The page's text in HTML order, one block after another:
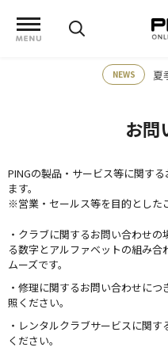
NEWS
お問
PINGの製品・サービス等に関す
ます。
※営業・セールス等を目的とした
・クラブに関するお問い合わせ
る数字とアルファベットの組み
ムーズです。
・修理に関するお問い合わせに
照ください。
・レンタルクラブサービスに関す
ください。